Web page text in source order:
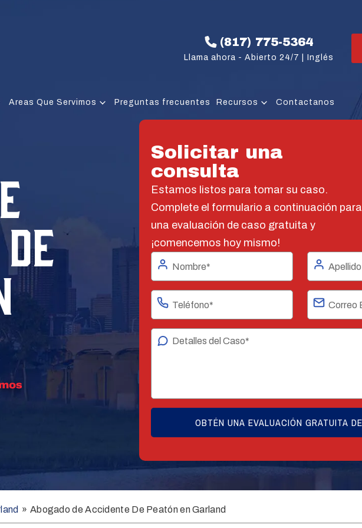
(817) 775-5364
Llama ahora - Abierto 24/7 | Inglés
Areas Que Servimos Preguntas frecuentes Recursos Contactanos
Solicitar una
consulta
Estamos listos para tomar su caso.
Complete el formulario a continuación para
una evaluación de caso gratuita y
¡comencemos hoy mismo!
» Abogado de Accidente De Peatón en Garland